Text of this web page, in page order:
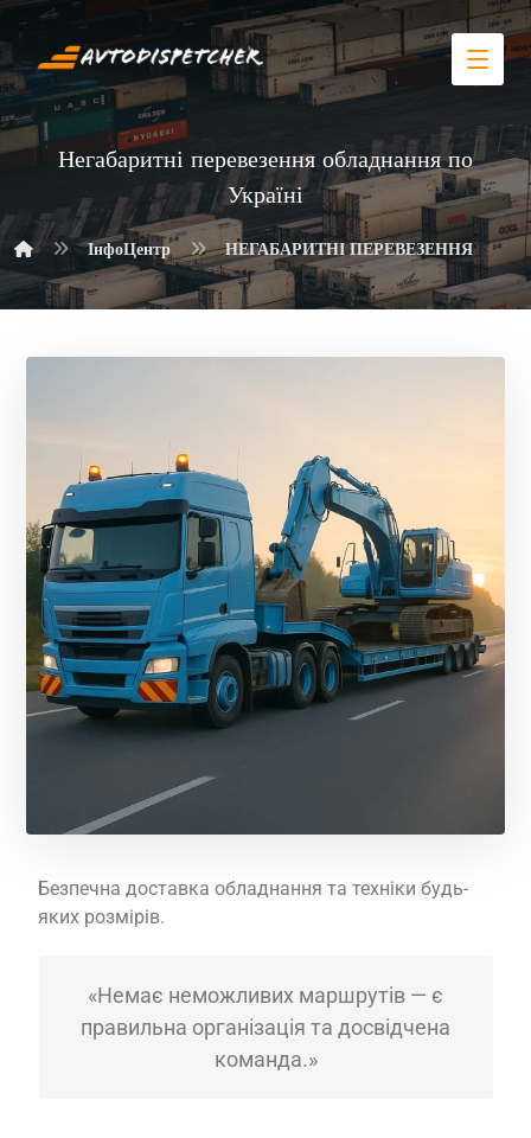
Негабаритні перевезення обладнання по
Україні
ІнфоЦентр НЕГАБАРИТНІ ПЕРЕВЕЗЕННЯ
Безпечна доставка обладнання та техніки будь-
яких розмірів.
«Немає неможливих маршрутів — є
правильна організація та досвідчена
команда.»